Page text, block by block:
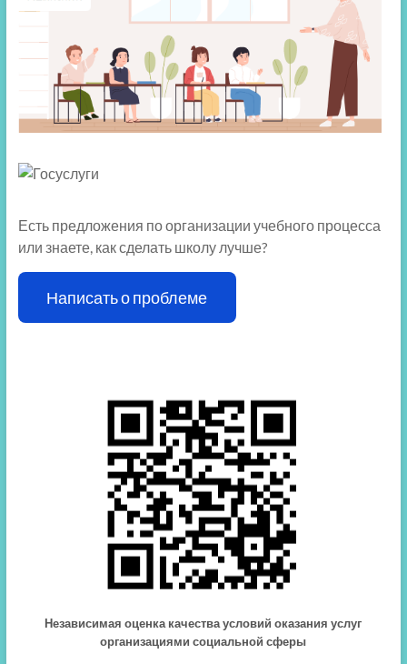
Есть предложения по организации учебного процесса
или знаете, как сделать школу лучше?
Написать о проблеме
Независимая оценка качества условий оказания услуг
организациями социальной сферы